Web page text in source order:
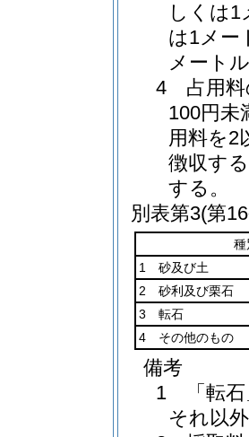
しくは1
は1メー
メート
4 占用料
100円未
用料を2
徴収す
する。
別表第3(第
種
1 砂及び土
2 砂利及び栗石
3 転石
4 その他のもの
備考
1 「転石
それ以